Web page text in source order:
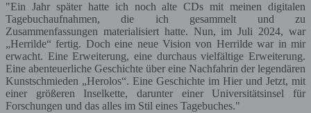
"Ein Jahr später hatte ich noch alte CDs mit meinen digitalen
Tagebuchaufnahmen, die ich gesammelt und zu
Zusammenfassungen materialisiert hatte. Nun, im Juli 2024, war
„Herrilde“ fertig. Doch eine neue Vision von Herrilde war in mir
erwacht. Eine Erweiterung, eine durchaus vielfältige Erweiterung.
Eine abenteuerliche Geschichte über eine Nachfahrin der legendären
Kunstschmieden „Herolos“. Eine Geschichte im Hier und Jetzt, mit
einer größeren Inselkette, darunter einer Universitätsinsel für
Forschungen und das alles im Stil eines Tagebuches."